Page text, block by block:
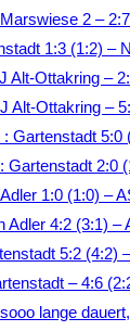
2 –
1:3 (1:2) –
Alt-Ottakring –
Alt-Ottakring –
Gartenstadt 5:0
Gartenstadt 2:0
1:0 (1:0) –
Adler 4:2 (3:1) –
5:2 (4:2)
– 4:6
lange